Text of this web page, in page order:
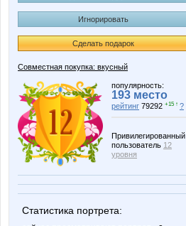
Игнорировать
Сделать подарок
Совместная покупка: вкусный
популярность:
193 место
рейтинг 79292 +15 ↑ ?
Привилегированный
пользователь 12
уровня
Статистика портрета: